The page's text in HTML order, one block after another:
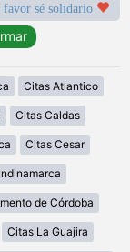
sé solidario
Citas Atlantico
Citas Caldas
Citas Cesar
de Córdoba
Citas La Guajira